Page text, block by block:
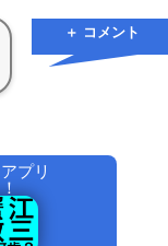
＋ コメント
プリ